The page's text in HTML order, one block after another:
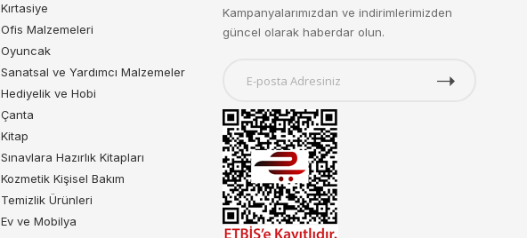
Kırtasiye
Ofis Malzemeleri
Oyuncak
Sanatsal ve Yardımcı Malzemeler
Hediyelik ve Hobi
Çanta
Kitap
Sınavlara Hazırlık Kitapları
Kozmetik Kişisel Bakım
Temizlik Ürünleri
Ev ve Mobilya
Kampanyalarımızdan ve indirimlerimizden
güncel olarak haberdar olun.